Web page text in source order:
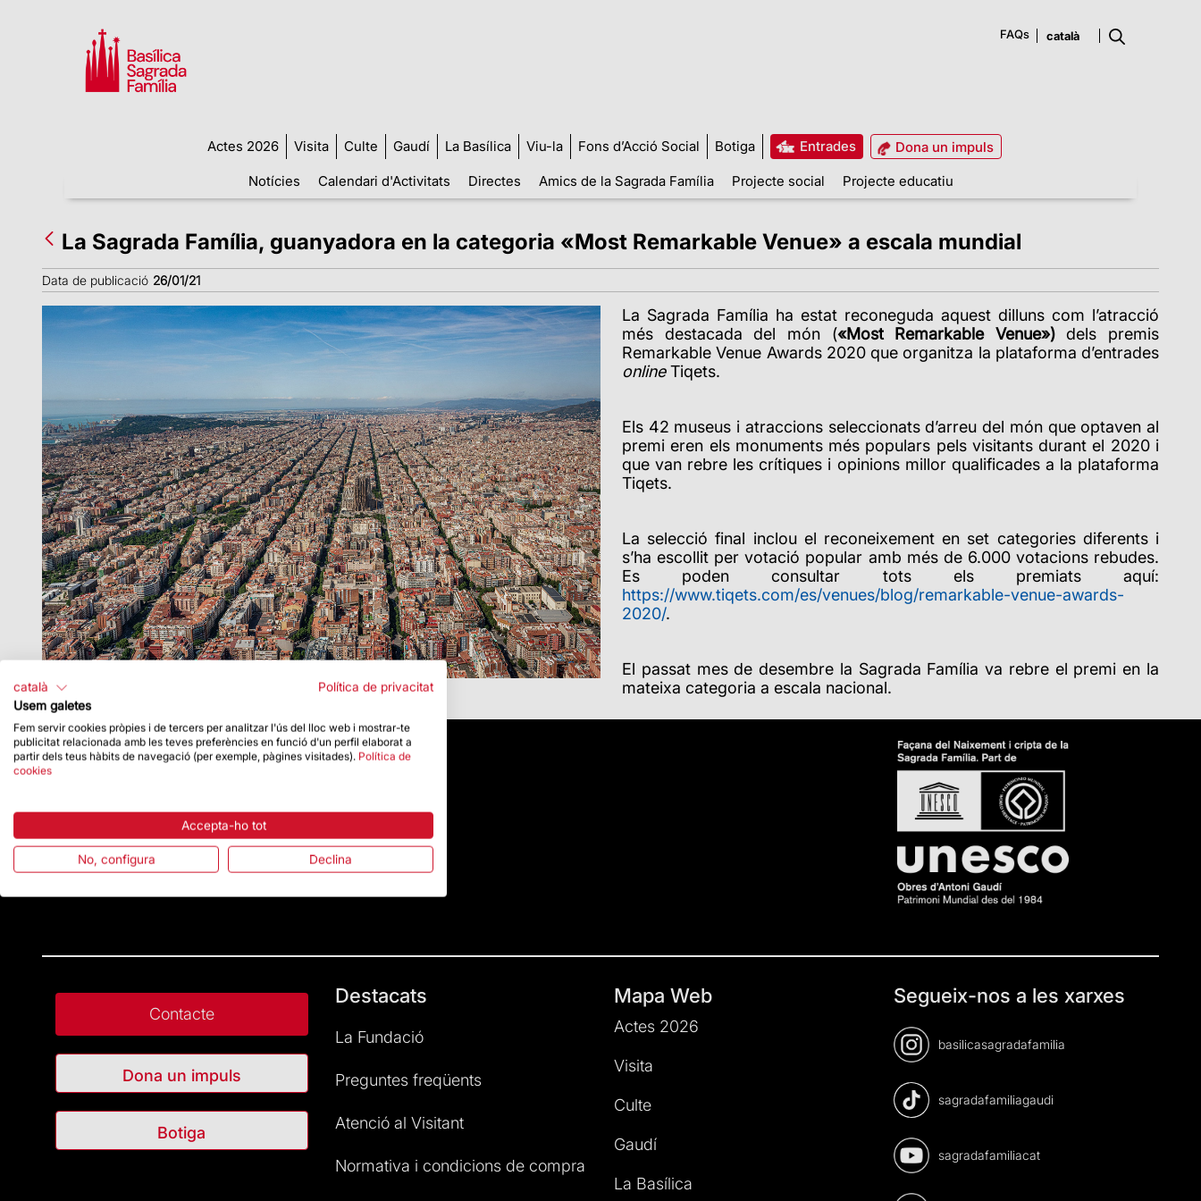
FAQs
Actes 2026 Visita Culte Gaudí La Basílica Viu-la Fons d’Acció Social Botiga Entrades
Dona un impuls
Notícies
Calendari d'Activitats Directes Amics de la Sagrada Família Projecte social Projecte educatiu
La Sagrada Família, guanyadora en la categoria «Most Remarkable Venue» a escala mundial
Data de publicació 26/01/21
La Sagrada Família ha estat reconeguda aquest dilluns com l’atracció
més destacada del món («Most Remarkable Venue»)dels premis
Remarkable Venue Awards 2020 que organitza la plataforma d’entrades
onlineTiqets.
Els 42 museus i atraccions seleccionats d’arreu del món que optaven al
premi eren els monuments més populars pels visitants durant el 2020 i
que van rebre les crítiques i opinions millor qualificades a la plataforma
Tiqets.
La selecció final inclou el reconeixement en set categories diferents i
s’ha escollit per votació popular amb més de 6.000 votacions rebudes.
Es poden consultar tots els premiats aquí:
https://www.tiqets.com/es/venues/blog/remarkable-venue-awards-
2020/.
El passat mes de desembre la Sagrada Família va rebre el premi en la
mateixa categoria a escala nacional.
Contacte
Dona un impuls
Botiga
Destacats
La Fundació
Preguntes freqüents
Atenció al Visitant
Normativa i condicions de compra
Mapa Web
Actes 2026
Visita
Culte
Gaudí
La Basílica
Segueix-nos a les xarxes
basilicasagradafamilia
sagradafamiliagaudi
sagradafamiliacat
català
Política de privacitat
Usem galetes
Fem servir cookies pròpies i de tercers per analitzar l'ús del lloc web i mostrar-te
publicitat relacionada amb les teves preferències en funció d'un perfil elaborat a
partir dels teus hàbits de navegació (per exemple, pàgines visitades). Política de
cookies
Accepta-ho tot
No, configura Declina